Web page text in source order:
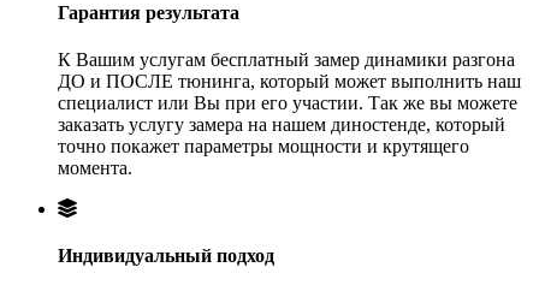
Гарантия результата
К Вашим услугам бесплатный замер динамики разгона
ДО и ПОСЛЕ тюнинга, который может выполнить наш
специалист или Вы при его участии. Так же вы можете
заказать услугу замера на нашем диностенде, который
точно покажет параметры мощности и крутящего
момента.
Индивидуальный подход